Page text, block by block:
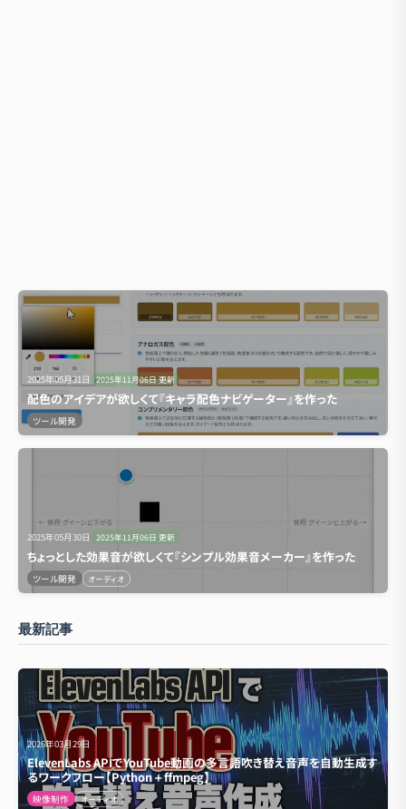
2025年05月31日 2025年11月06日更新
配色のアイデアが欲しくて『キャラ配色ナビゲーター』を作った
ツール開発
2025年05月30日 2025年11月06日 更新
ちょっとした効果音が欲しくて『シンプル効果音メーカー』を作った
ツール開発 オーディオ
最新記事
2026年03月29日
ElevenLabs APIでYouTube動画の多言語吹き替え音声を自動生成す
るワークフロー【Python＋ffmpeg】
映像制作 オーディオ